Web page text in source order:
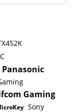
Panasonic
Gaming
Sony